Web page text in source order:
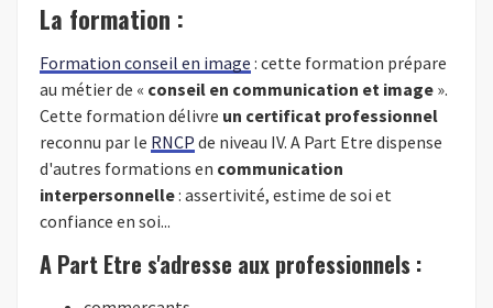
La formation :
Formation conseil en image : cette formation prépare
au métier de « conseil en communication et image ».
Cette formation délivre un certificat professionnel
reconnu par le RNCP de niveau IV. A Part Etre dispense
d'autres formations en communication
interpersonnelle: assertivité, estime de soi et
confiance en soi...
A Part Etre s'adresse aux professionnels :